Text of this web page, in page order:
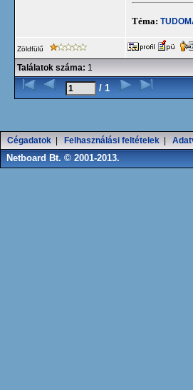
Téma:
Zöldfülű
Találatok száma: 1
/ 1
Cégadatok Felhasználási feltételek
Netboard Bt. © 2001-2013.